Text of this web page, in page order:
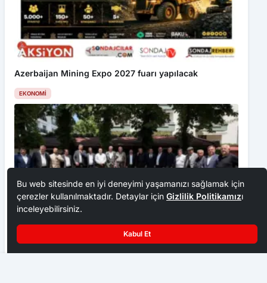
Azerbaijan Mining Expo 2027 fuarı yapılacak
EKONOMI
Ankara Ziraat Odaları; hububat alım fiyatları çiftçimizi
üzdü
Bu web sitesinde en iyi deneyimi yaşamanızı sağlamak için
çerezler kullanılmaktadır. Detaylar için Gizlilik Politikamızı
inceleyebilirsiniz.
Kabul Et